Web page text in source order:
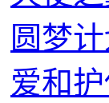
圆梦
爱和